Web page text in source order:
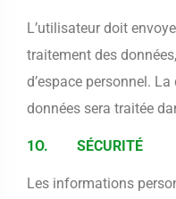
L’utilisateur doit
traitement des
d’espace personnel.
données sera traitée
1O. SÉCURITÉ
Les informations